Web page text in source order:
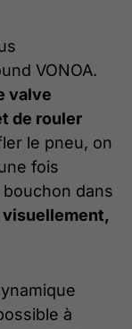
VONOA.
valve
de rouler
le pneu, on
fois
dans
visuellement,
à